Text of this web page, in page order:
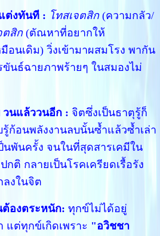
ต่งทันที : โทสเจตสิก(ความกลัว/
ตสิก(ตัณหาที่อยากให้
อนเดิม) วิ่งเข้ามาผสมโรง พากัน
นธ์ฉายภาพร้ายๆ ในสมองไม่
นแล้ววนอีก : จิตซึ่งเป็นธาตุรู้ก็
ก้อนพลังงานลบนั้นซ้ำแล้วซ้ำเล่า
นพันครั้ง จนในที่สุดสารเคมีใน
ติ กลายเป็นโรคเครียดเรื้อรัง
ลงในจิต
องตระหนัก: ทุกข์ไม่ได้อยู่
แต่ทุกข์เกิดเพราะ "อวิชชา